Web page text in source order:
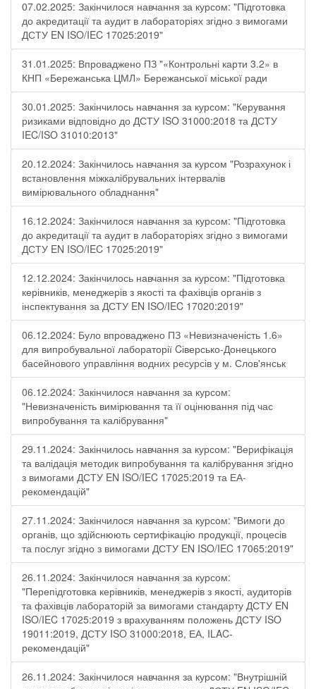
07.02.2025: Закінчилося навчання за курсом: "Підготовка
до акредитації та аудит в лабораторіях згідно з вимогами
ДСТУ EN ISO/IEC 17025:2019"
31.01.2025: Впроваджено ПЗ "«Контрольні карти 3.2» в
КНП «Бережанська ЦМЛ» Бережанської міської ради
30.01.2025: Закінчилось навчання за курсом: "Керування
ризиками відповідно до ДСТУ ISO 31000:2018 та ДСТУ
IEC/ISO 31010:2013"
20.12.2024: Закінчилось навчання за курсом "Розрахунок і
встановлення міжкалібрувальних інтервалів
вимірювального обладнання"
16.12.2024: Закінчилося навчання за курсом: "Підготовка
до акредитації та аудит в лабораторіях згідно з вимогами
ДСТУ EN ISO/IEC 17025:2019"
12.12.2024: Закінчилось навчання за курсом: "Підготовка
керівників, менеджерів з якості та фахівців органів з
інспектування за ДСТУ EN ISO/IEC 17020:2019"
06.12.2024: Було впроваджено ПЗ «Невизначеність 1.6»
для випробувальної лабораторії Cіверсько-Донецького
басейнового управління водних ресурсів у м. Слов'янськ
06.12.2024: Закінчилося навчання за курсом:
"Невизначеність вимірювання та її оцінювання під час
випробування та калібрування"
29.11.2024: Закінчилось навчання за курсом: "Верифікація
та валідація методик випробування та калібрування згідно
з вимогами ДСТУ EN ISO/IEC 17025:2019 та ЕА-
рекомендацій"
27.11.2024: Закінчилося навчання за курсом: "Вимоги до
органів, що здійснюють сертифікацію продукції, процесів
та послуг згідно з вимогами ДСТУ EN ISO/IEC 17065:2019"
26.11.2024: Закінчилося навчання за курсом:
"Перепідготовка керівників, менеджерів з якості, аудиторів
та фахівців лабораторій за вимогами стандарту ДСТУ EN
ISO/IEC 17025:2019 з врахуванням положень ДСТУ ISO
19011:2019, ДСТУ ISO 31000:2018, ЕА, ILAC-
рекомендацій"
26.11.2024: Закінчилося навчання за курсом: "Внутрішній